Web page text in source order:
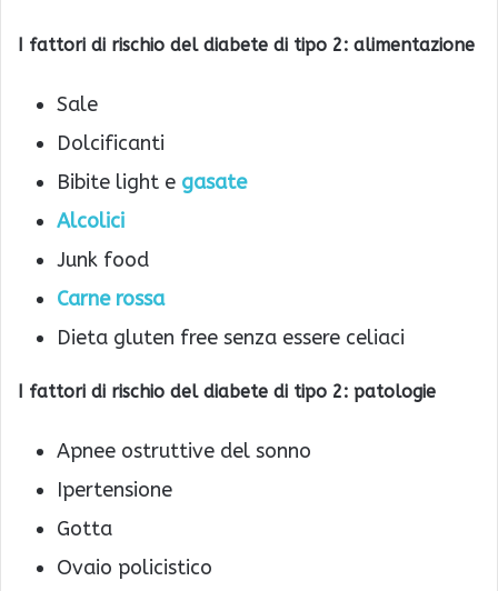
I fattori di rischio del diabete di tipo 2: alimentazione
Sale
Dolcificanti
Bibite light e gasate
Alcolici
Junk food
Carne rossa
Dieta gluten free senza essere celiaci
I fattori di rischio del diabete di tipo 2: patologie
Apnee ostruttive del sonno
Ipertensione
Gotta
Ovaio policistico